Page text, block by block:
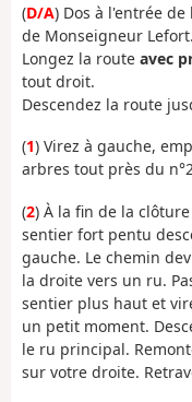
(D/A) Dos à l'entrée
de Monseigneur Lefort.
Longez la route avec
tout droit.
Descendez la route
(1) Virez à gauche,
arbres tout près du
(2) À la fin de la
sentier fort pentu
gauche. Le chemin
la droite vers un ru.
sentier plus haut et
un petit moment.
le ru principal.
sur votre droite.